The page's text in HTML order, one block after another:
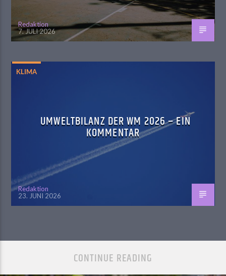
Redaktion
7. JULI 2026
KLIMA
UMWELTBILANZ DER WM 2026 – EIN
KOMMENTAR
Redaktion
23. JUNI 2026
CONTINUE READING